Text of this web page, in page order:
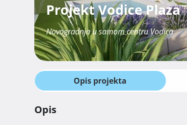
Projekt Vodice Plaza
Novogradnja u samom centru Vodica
Opis projekta
Opis